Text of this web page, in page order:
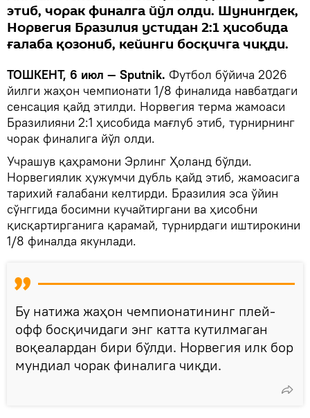
этиб, чорак финалга йўл олди. Шунингдек,
Норвегия Бразилия устидан 2:1 ҳисобида
ғалаба қозониб, кейинги босқичга чиқди.
ТОШКЕНТ, 6 июл — Sputnik. Футбол бўйича 2026
йилги жаҳон чемпионати 1/8 финалида навбатдаги
сенсация қайд этилди. Норвегия терма жамоаси
Бразилияни 2:1 ҳисобида мағлуб этиб, турнирнинг
чорак финалига йўл олди.
Учрашув қаҳрамони Эрлинг Ҳоланд бўлди.
Норвегиялик ҳужумчи дубль қайд этиб, жамоасига
тарихий ғалабани келтирди. Бразилия эса ўйин
сўнггида босимни кучайтиргани ва ҳисобни
қисқартирганига қарамай, турнирдаги иштирокини
1/8 финалда якунлади.
Бу натижа жаҳон чемпионатининг плей-
офф босқичидаги энг катта кутилмаган
воқеалардан бири бўлди. Норвегия илк бор
мундиал чорак финалига чиқди.